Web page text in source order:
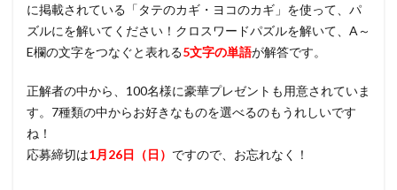
に掲載されている「タテのカギ・ヨコのカギ」を使って、パ
ズルにを解いてください！クロスワードパズルを解いて、A～
E欄の文字をつなぐと表れる5文字の単語が解答です。
正解者の中から、100名様に豪華プレゼントも用意されていま
す。7種類の中からお好きなものを選べるのもうれしいです
ね！
応募締切は1月26日（日） ですので、お忘れなく！